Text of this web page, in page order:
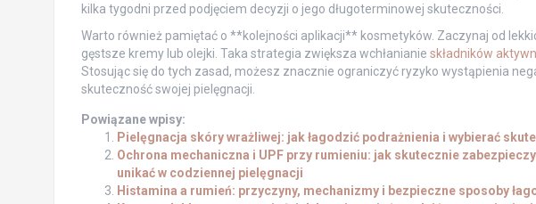
kilka tygodni przed podjęciem decyzji o jego długoterminowej skuteczności.
Warto również pamiętać o **kolejności aplikacji** kosmetyków. Zaczynaj od
gęstsze kremy lub olejki. Taka strategia zwiększa wchłanianie składników
Stosując się do tych zasad, możesz znacznie ograniczyć ryzyko wystąpienia
skuteczność swojej pielęgnacji.
Powiązane wpisy:
Pielęgnacja skóry wrażliwej: jak łagodzić podrażnienia i wybierać
Ochrona mechaniczna i UPF przy rumieniu: jak skutecznie
unikać w codziennej pielęgnacji
Histamina a rumień: przyczyny, mechanizmy i bezpieczne sposoby